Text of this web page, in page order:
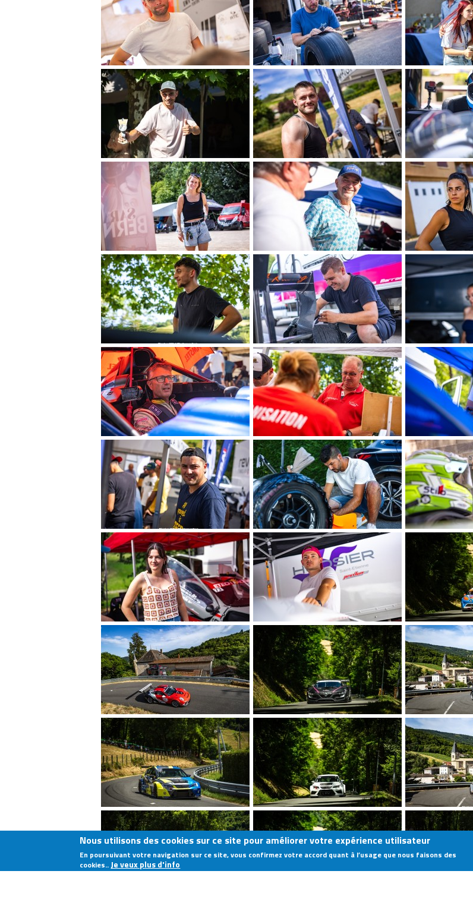
Nous utilisons des cookies sur ce site pour améliorer votre expérience utilisateur
En poursuivant votre navigation sur ce site, vous confirmez votre accord quant à l’usage que nous faisons des
cookies.. Je veux plus d'info